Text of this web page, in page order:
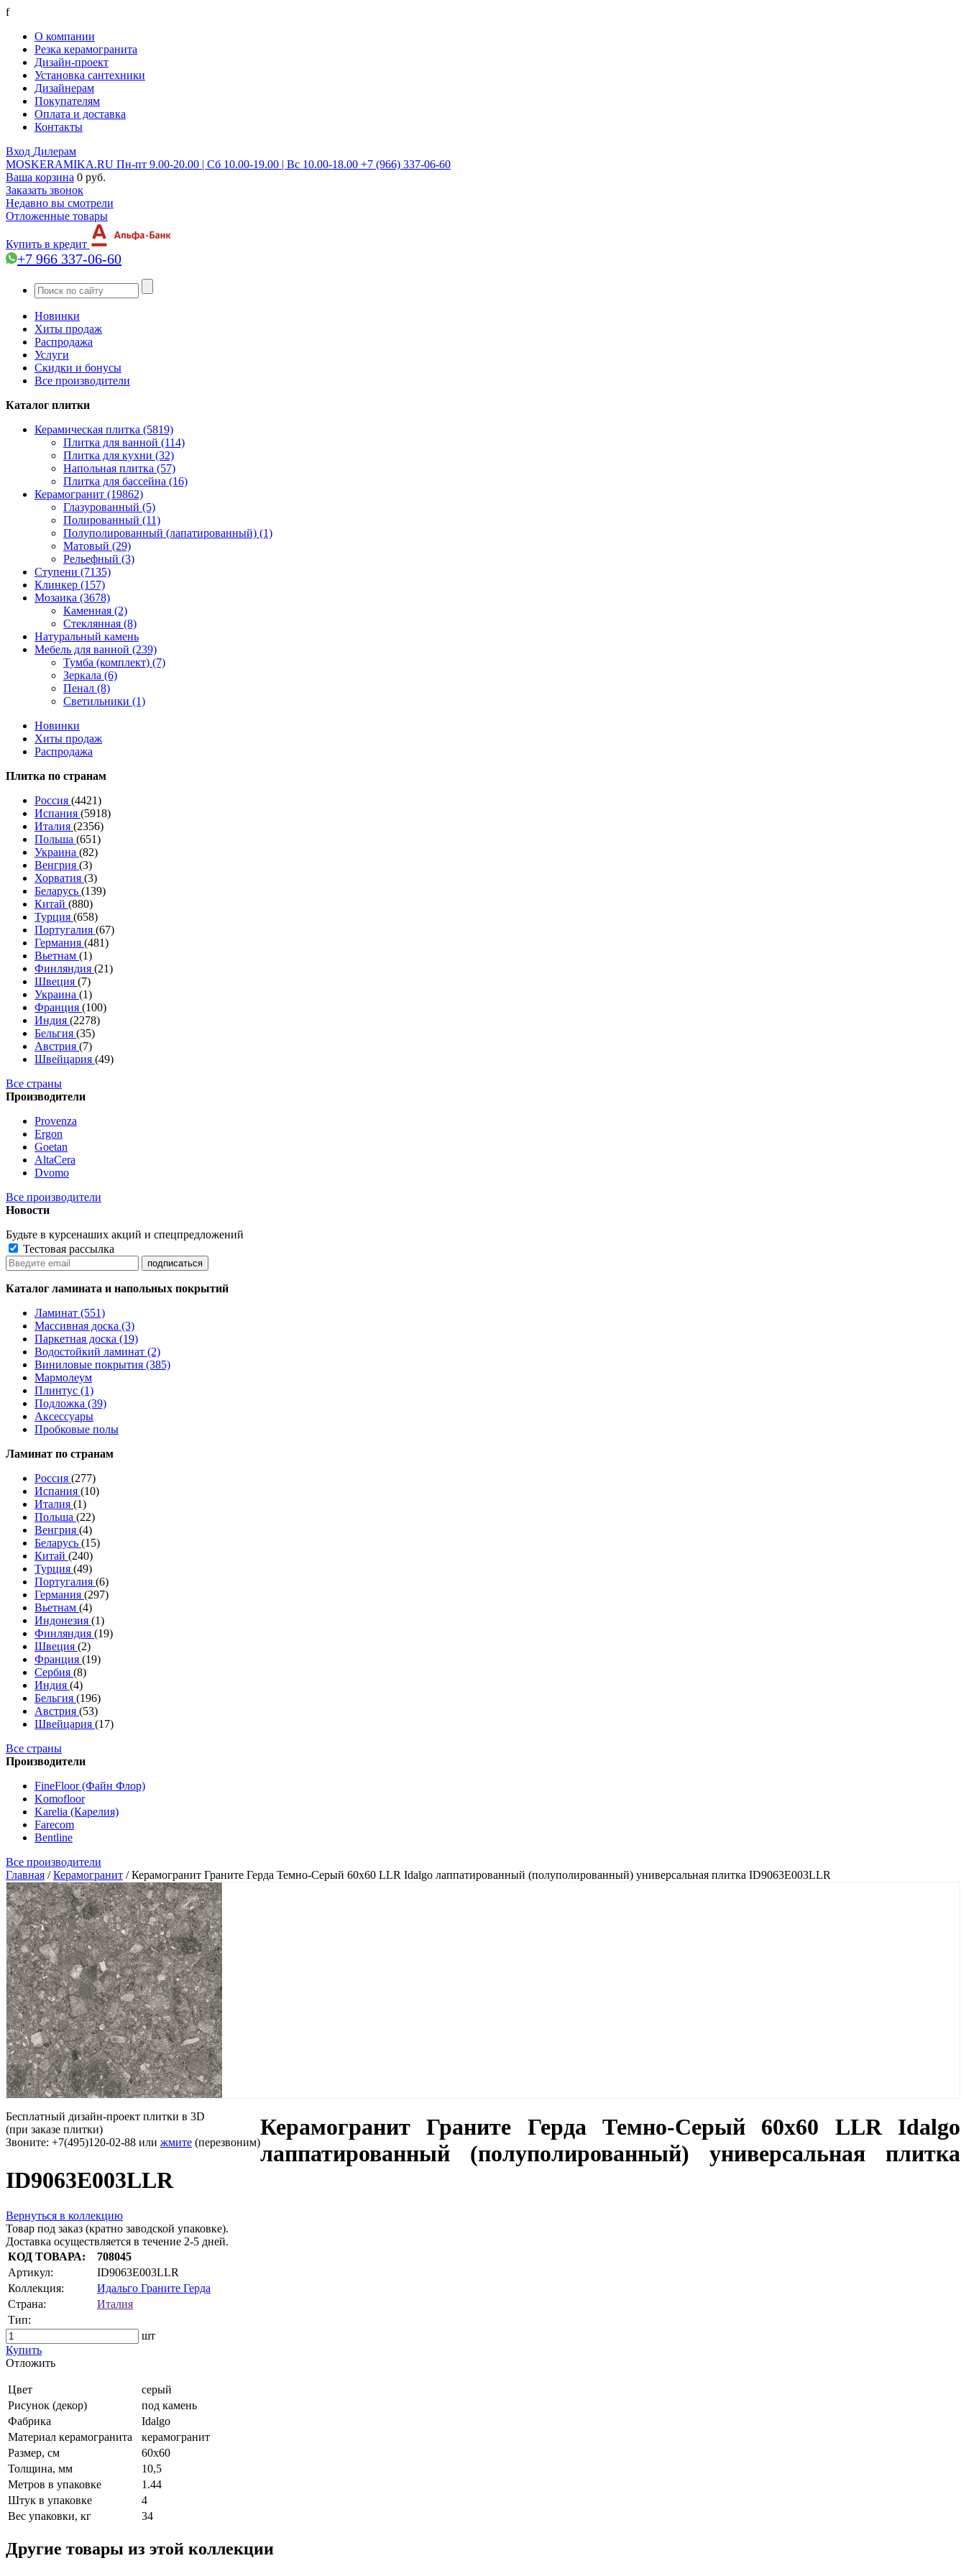
f
О компании
Резка керамогранита
Дизайн-проект
Установка сантехники
Дизайнерам
Покупателям
Оплата и доставка
Контакты
Вход Дилерам
MOSKERAMIKA.RU Пн-пт 9.00-20.00 | Сб 10.00-19.00 | Вс 10.00-18.00 +7 (966) 337-06-60
Ваша корзина 0 руб.
Заказать звонок
Недавно вы смотрели
Отложенные товары
Купить в кредит
+7 966 337-06-60
Новинки
Хиты продаж
Распродажа
Услуги
Скидки и бонусы
Все производители
Каталог плитки
Керамическая плитка (5819)
Плитка для ванной (114)
Плитка для кухни (32)
Напольная плитка (57)
Плитка для бассейна (16)
Керамогранит (19862)
Глазурованный (5)
Полированный (11)
Полуполированный (лапатированный) (1)
Матовый (29)
Рельефный (3)
Ступени (7135)
Клинкер (157)
Мозаика (3678)
Каменная (2)
Стеклянная (8)
Натуральный камень
Мебель для ванной (239)
Тумба (комплект) (7)
Зеркала (6)
Пенал (8)
Светильники (1)
Новинки
Хиты продаж
Распродажа
Плитка по странам
Россия (4421)
Испания (5918)
Италия (2356)
Польша (651)
Украина (82)
Венгрия (3)
Хорватия (3)
Беларусь (139)
Китай (880)
Турция (658)
Португалия (67)
Германия (481)
Вьетнам (1)
Финляндия (21)
Швеция (7)
Украина (1)
Франция (100)
Индия (2278)
Бельгия (35)
Австрия (7)
Швейцария (49)
Все страны
Производители
Provenza
Ergon
Goetan
AltaСera
Dvomo
Все производители
Новости
Будьте в курсенаших акций и спецпредложений
Тестовая рассылка
Каталог ламината и напольных покрытий
Ламинат (551)
Массивная доска (3)
Паркетная доска (19)
Водостойкий ламинат (2)
Виниловые покрытия (385)
Мармолеум
Плинтус (1)
Подложка (39)
Аксессуары
Пробковые полы
Ламинат по странам
Россия (277)
Испания (10)
Италия (1)
Польша (22)
Венгрия (4)
Беларусь (15)
Китай (240)
Турция (49)
Португалия (6)
Германия (297)
Вьетнам (4)
Индонезия (1)
Финляндия (19)
Швеция (2)
Франция (19)
Сербия (8)
Индия (4)
Бельгия (196)
Австрия (53)
Швейцария (17)
Все страны
Производители
FineFloor (Файн Флор)
Komofloor
Karelia (Карелия)
Farecom
Bentline
Все производители
Главная /Керамогранит /Керамогранит Граните Герда Темно-Серый 60х60 LLR Idalgo лаппатированный (полуполированный) универсальная плитка ID9063E003LLR
Бесплатный дизайн-проект плитки в 3D
(при заказе плитки)
Звоните: +7(495)120-02-88 или жмите (перезвоним)
Керамогранит Граните Герда Темно-Серый 60х60 LLR Idalgo
лаппатированный (полуполированный) универсальная плитка
ID9063E003LLR
Вернуться в коллекцию
Товар под заказ (кратно заводской упаковке).
Доставка осуществляется в течение 2-5 дней.
КОД ТОВАРА:
708045
Артикул:
ID9063E003LLR
Коллекция:
Идальго Граните Герда
Страна:
Италия
Тип:
шт
Купить
Oтложить
Цвет
серый
Рисунок (декор)
под камень
Фабрика
Idalgo
Материал керамогранита
керамогранит
Размер, см
60х60
Толщина, мм
10,5
Метров в упаковке
1.44
Штук в упаковке
4
Вес упаковки, кг
34
Другие товары из этой коллекции